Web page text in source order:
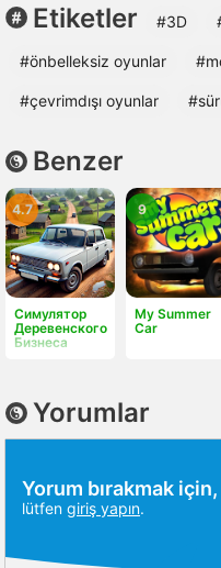
Etiketler #3D
#önbelleksiz oyunlar
#çevrimdışı oyunlar
Benzer
Симулятор
Деревенского
Бизнеса
4.7
My Summer
Car
9
Yorumlar
Yorum bırakmak için,
lütfen giriş yapın.